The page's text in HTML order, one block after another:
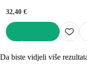
32,40 €
Da biste vidjeli više